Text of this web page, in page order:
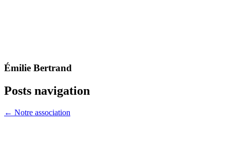
Émilie Bertrand
Posts navigation
← Notre association